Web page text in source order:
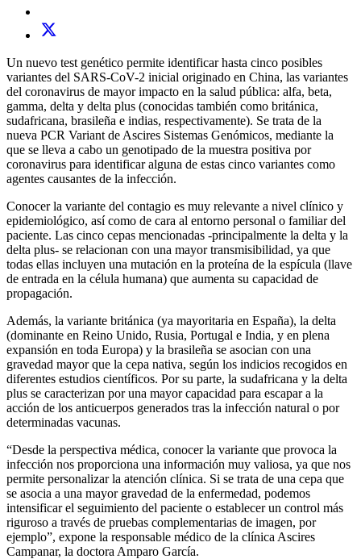
Un nuevo test genético permite identificar hasta cinco posibles
variantes del SARS-CoV-2 inicial originado en China, las variantes
del coronavirus de mayor impacto en la salud pública: alfa, beta,
gamma, delta y delta plus (conocidas también como británica,
sudafricana, brasileña e indias, respectivamente). Se trata de la
nueva PCR Variant de Ascires Sistemas Genómicos, mediante la
que se lleva a cabo un genotipado de la muestra positiva por
coronavirus para identificar alguna de estas cinco variantes como
agentes causantes de la infección.
Conocer la variante del contagio es muy relevante a nivel clínico y
epidemiológico, así como de cara al entorno personal o familiar del
paciente. Las cinco cepas mencionadas -principalmente la delta y la
delta plus- se relacionan con una mayor transmisibilidad, ya que
todas ellas incluyen una mutación en la proteína de la espícula (llave
de entrada en la célula humana) que aumenta su capacidad de
propagación.
Además, la variante británica (ya mayoritaria en España), la delta
(dominante en Reino Unido, Rusia, Portugal e India, y en plena
expansión en toda Europa) y la brasileña se asocian con una
gravedad mayor que la cepa nativa, según los indicios recogidos en
diferentes estudios científicos. Por su parte, la sudafricana y la delta
plus se caracterizan por una mayor capacidad para escapar a la
acción de los anticuerpos generados tras la infección natural o por
determinadas vacunas.
“Desde la perspectiva médica, conocer la variante que provoca la
infección nos proporciona una información muy valiosa, ya que nos
permite personalizar la atención clínica. Si se trata de una cepa que
se asocia a una mayor gravedad de la enfermedad, podemos
intensificar el seguimiento del paciente o establecer un control más
riguroso a través de pruebas complementarias de imagen, por
ejemplo”, expone la responsable médico de la clínica Ascires
Campanar, la doctora Amparo García.